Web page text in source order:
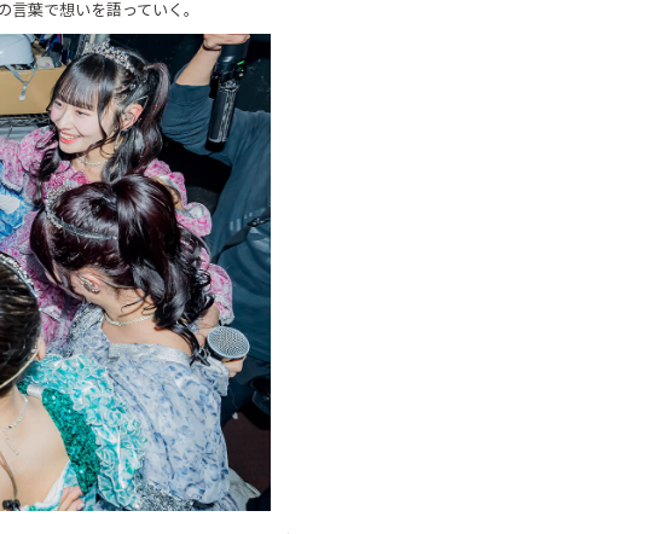
葉で想いを語っていく。